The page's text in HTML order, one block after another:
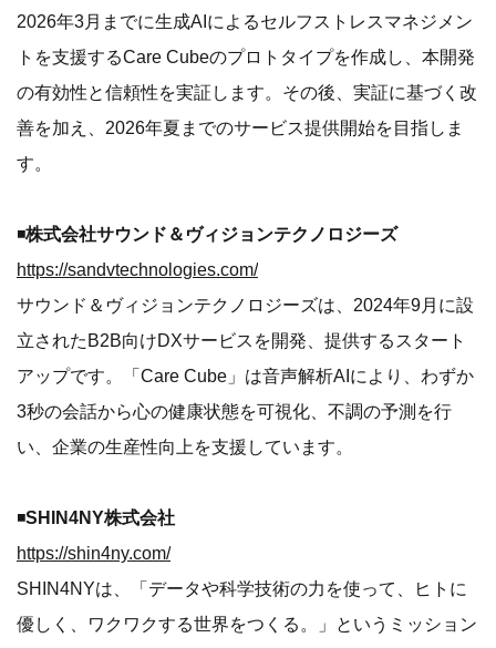
2026年3月までに生成AIによるセルフストレスマネジメン
トを支援するCare Cubeのプロトタイプを作成し、本開発
の有効性と信頼性を実証します。その後、実証に基づく改
善を加え、2026年夏までのサービス提供開始を目指しま
す。
◾️株式会社サウンド＆ヴィジョンテクノロジーズ
https://sandvtechnologies.com/
サウンド＆ヴィジョンテクノロジーズは、2024年9月に設
立されたB2B向けDXサービスを開発、提供するスタート
アップです。「Care Cube」は音声解析AIにより、わずか
3秒の会話から心の健康状態を可視化、不調の予測を行
い、企業の生産性向上を支援しています。
◾️SHIN4NY株式会社
https://shin4ny.com/
SHIN4NYは、「データや科学技術の力を使って、ヒトに
優しく、ワクワクする世界をつくる。」というミッション